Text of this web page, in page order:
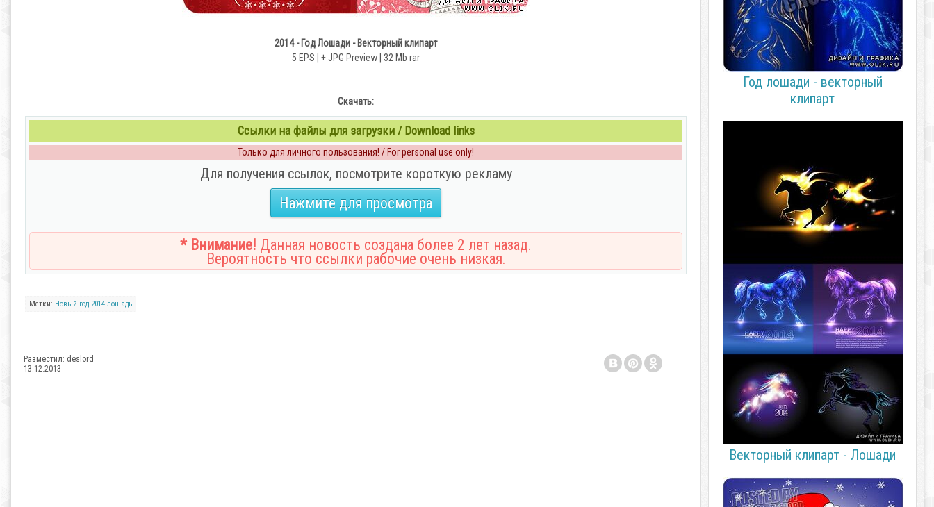
2014 - Год Лошади - Векторный клипарт
5 EPS | + JPG Preview | 32 Mb rar
Скачать:
Ссылки на файлы для загрузки / Download links
Только для личного пользования! / For personal use only!
Для получения ссылок, посмотрите короткую рекламу
Нажмите для просмотра
* Внимание! Данная новость создана более 2 лет назад.
Вероятность что ссылки рабочие очень низкая.
Метки: Новый год 2014 лошадь
Разместил: deslord
13.12.2013
Год лошади - векторный
клипарт
Векторный клипарт - Лошади